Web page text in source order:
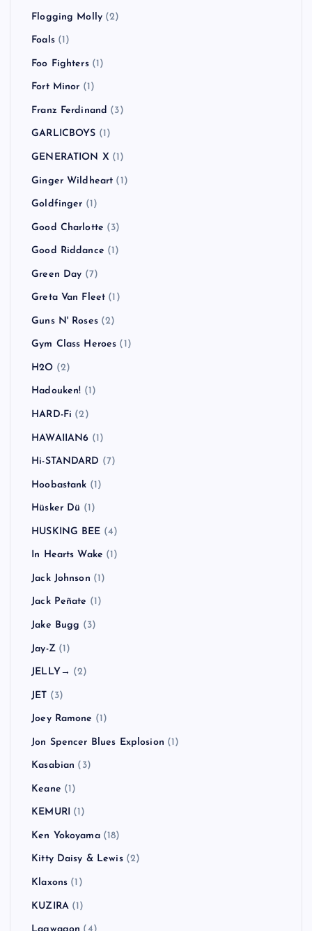
Flogging Molly (2)
Foals(1)
Foo Fighters(1)
Fort Minor (1)
Franz Ferdinand (3)
GARLICBOYS (1)
GENERATION X (1)
Ginger Wildheart (1)
Goldfinger (1)
Good Charlotte (3)
Good Riddance (1)
Green Day (7)
Greta Van Fleet (1)
Guns N' Roses(2)
Gym Class Heroes (1)
H2O (2)
Hadouken! (1)
HARD-Fi (2)
HAWAIIAN6 (1)
Hi-STANDARD (7)
Hoobastank (1)
Hüsker Dü (1)
HUSKING BEE (4)
In Hearts Wake (1)
Jack Johnson (1)
Jack Peñate (1)
Jake Bugg (3)
Jay-Z(1)
JELLY→ (2)
JET (3)
Joey Ramone (1)
Jon Spencer Blues Explosion (1)
Kasabian (3)
Keane (1)
KEMURI (1)
Ken Yokoyama(18)
Kitty Daisy & Lewis(2)
Klaxons (1)
KUZIRA(1)